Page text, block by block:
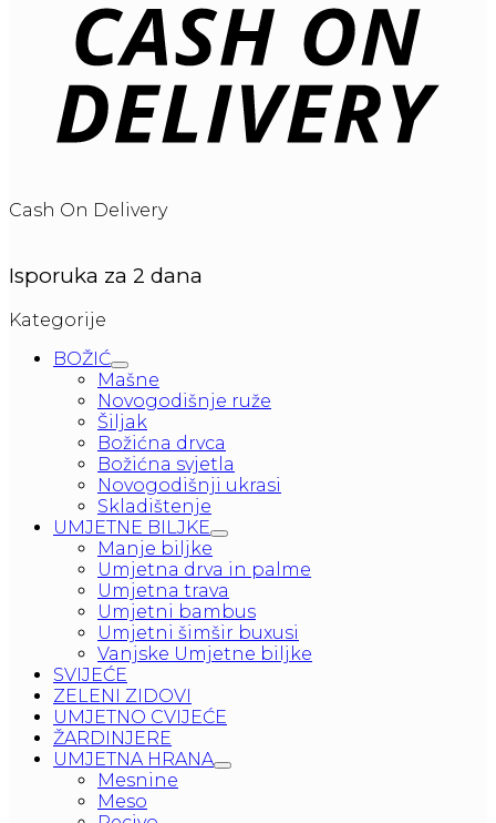
Cash On Delivery
Isporuka za 2 dana
Kategorije
BOŽIĆ
Mašne
Novogodišnje ruže
Šiljak
Božićna drvca
Božićna svjetla
Novogodišnji ukrasi
Skladištenje
UMJETNE BILJKE
Manje biljke
Umjetna drva in palme
Umjetna trava
Umjetni bambus
Umjetni šimšir buxusi
Vanjske Umjetne biljke
SVIJEĆE
ZELENI ZIDOVI
UMJETNO CVIJEĆE
ŽARDINJERE
UMJETNA HRANA
Mesnine
Meso